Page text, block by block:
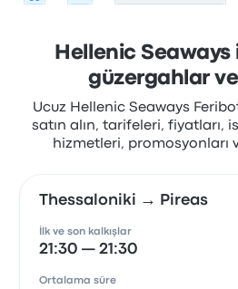
Hellenic
güzergahlar
Ucuz Hellenic Seaways
satın alın, tarifeleri, fiyatları,
hizmetleri, promosyonları
Thessaloniki → Pireas
İlk ve son kalkışlar
21:30 — 21:30
Ortalama süre